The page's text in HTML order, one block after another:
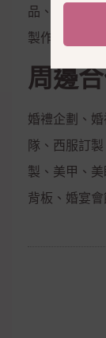
品、隱形內
製作
周邊
婚禮企劃、
隊、西服訂
製、美甲、
背板、婚宴會